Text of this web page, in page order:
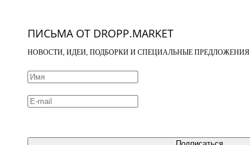
ПИСЬМА ОТ DROPP.MARKET
НОВОСТИ, ИДЕИ, ПОДБОРКИ И СПЕЦИАЛЬНЫЕ ПРЕДЛОЖЕНИЯ